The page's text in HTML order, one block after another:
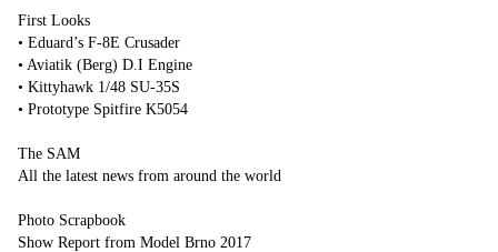
First Looks
• Eduard’s F-8E Crusader
• Aviatik (Berg) D.I Engine
• Kittyhawk 1/48 SU-35S
• Prototype Spitfire K5054
The SAM
All the latest news from around the world
Photo Scrapbook
Show Report from Model Brno 2017